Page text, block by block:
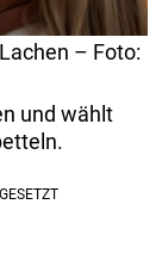
– Foto:
und wählt